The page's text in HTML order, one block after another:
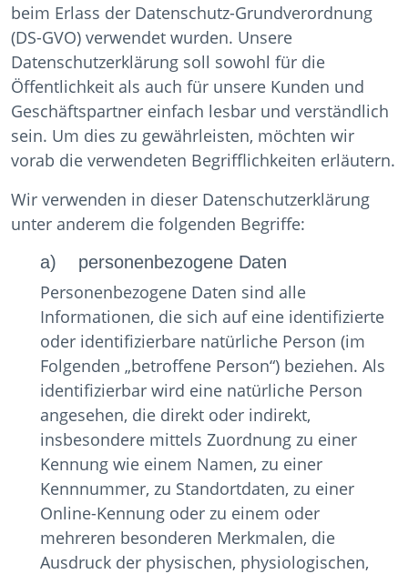
beim Erlass der Datenschutz-Grundverordnung
(DS-GVO) verwendet wurden. Unsere
Datenschutzerklärung soll sowohl für die
Öffentlichkeit als auch für unsere Kunden und
Geschäftspartner einfach lesbar und verständlich
sein. Um dies zu gewährleisten, möchten wir
vorab die verwendeten Begrifflichkeiten erläutern.
Wir verwenden in dieser Datenschutzerklärung
unter anderem die folgenden Begriffe:
a) personenbezogene Daten
Personenbezogene Daten sind alle
Informationen, die sich auf eine identifizierte
oder identifizierbare natürliche Person (im
Folgenden „betroffene Person“) beziehen. Als
identifizierbar wird eine natürliche Person
angesehen, die direkt oder indirekt,
insbesondere mittels Zuordnung zu einer
Kennung wie einem Namen, zu einer
Kennnummer, zu Standortdaten, zu einer
Online-Kennung oder zu einem oder
mehreren besonderen Merkmalen, die
Ausdruck der physischen, physiologischen,